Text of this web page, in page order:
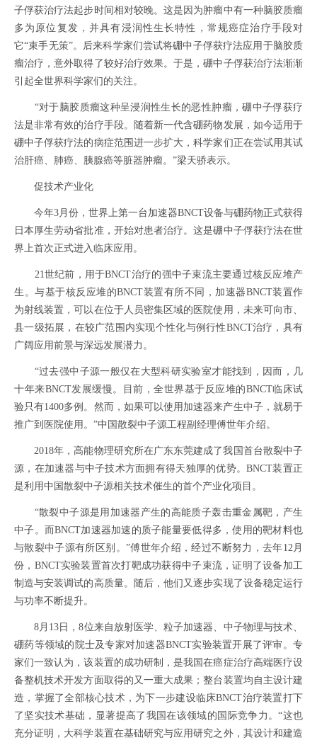
子俘获治疗法起步时间相对较晚。这是因为肿瘤中有一种脑胶质瘤
多为原位复发，并具有浸润性生长特性，常规癌症治疗手段对
它“束手无策”。后来科学家们尝试将硼中子俘获疗法应用于脑胶质
瘤治疗，意外取得了较好治疗效果。于是，硼中子俘获治疗法渐渐
引起全世界科学家们的关注。
“对于脑胶质瘤这种呈浸润性生长的恶性肿瘤，硼中子俘获疗
法是非常有效的治疗手段。随着新一代含硼药物发展，如今适用于
硼中子俘获疗法的病症范围进一步扩大，科学家们正在尝试用其试
治肝癌、肺癌、胰腺癌等脏器肿瘤。”梁天骄表示。
促技术产业化
今年3月份，世界上第一台加速器BNCT设备与硼药物正式获得
日本厚生劳动省批准，开始对患者治疗。这是硼中子俘获疗法在世
界上首次正式进入临床应用。
21世纪前，用于BNCT治疗的强中子束流主要通过核反应堆产
生。与基于核反应堆的BNCT装置有所不同，加速器BNCT装置作
为射线装置，可以在位于人员密集区域的医院使用，未来可向市、
县一级拓展，在较广范围内实现个性化与例行性BNCT治疗，具有
广阔应用前景与深远发展潜力。
“过去强中子源一般仅在大型科研实验室才能找到，因而，几
十年来BNCT发展缓慢。目前，全世界基于反应堆的BNCT临床试
验只有1400多例。然而，如果可以使用加速器来产生中子，就易于
推广到医院使用。”中国散裂中子源工程副经理傅世年介绍。
2018年，高能物理研究所在广东东莞建成了我国首台散裂中子
源，在加速器与中子技术方面拥有得天独厚的优势。BNCT装置正
是利用中国散裂中子源相关技术催生的首个产业化项目。
“散裂中子源是用加速器产生的高能质子轰击重金属靶，产生
中子。而BNCT加速器加速的质子能量要低得多，使用的靶材料也
与散裂中子源有所区别。”傅世年介绍，经过不断努力，去年12月
份，BNCT实验装置首次打靶成功获得中子束流，证明了设备加工
制造与安装调试的高质量。随后，他们又逐步实现了设备稳定运行
与功率不断提升。
8月13日，8位来自放射医学、粒子加速器、中子物理与技术、
硼药等领域的院士及专家对加速器BNCT实验装置开展了评审。专
家们一致认为，该装置的成功研制，是我国在癌症治疗高端医疗设
备整机技术开发方面取得的又一重大成果；整台装置均自主设计建
造，掌握了全部核心技术，为下一步建设临床BNCT治疗装置打下
了坚实技术基础，显著提高了我国在该领域的国际竞争力。“这也
充分证明，大科学装置在基础研究与应用研究之外，其设计和建造